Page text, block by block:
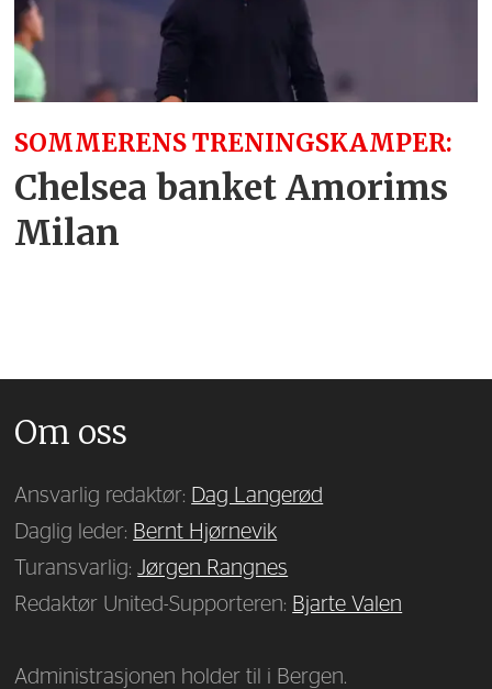
SOMMERENS TRENINGSKAMPER:
Chelsea banket Amorims
Milan
Om oss
Ansvarlig redaktør: Dag Langerød
Daglig leder: Bernt Hjørnevik
Turansvarlig:Jørgen Rangnes
Redaktør United-Supporteren: Bjarte Valen
Administrasjonen holder til i Bergen.